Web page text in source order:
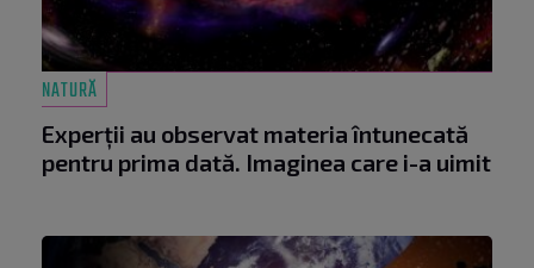
NATURĂ
Experții au observat materia întunecată
pentru prima dată. Imaginea care i-a uimit